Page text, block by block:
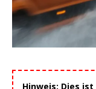
Hinweis: Dies